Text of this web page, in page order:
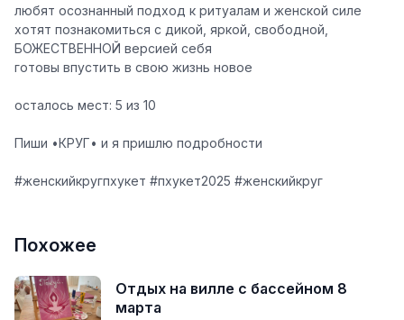
любят осознанный подход к ритуалам и женской силе
хотят познакомиться с дикой, яркой, свободной,
БОЖЕСТВЕННОЙ версией себя
готовы впустить в свою жизнь новое
осталось мест: 5 из 10
Пиши •КРУГ• и я пришлю подробности
#женскийкругпхукет #пхукет2025 #женскийкруг
Похожее
Отдых на вилле с бассейном 8
марта